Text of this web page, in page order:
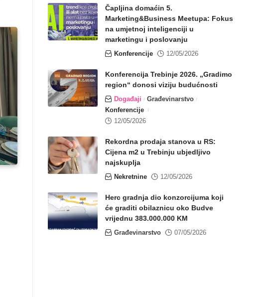
Čapljina domaćin 5.
Marketing&Business Meetupa: Fokus
na umjetnoj inteligenciji u
marketingu i poslovanju
Konferencije 12/05/2026
Konferencija Trebinje 2026. „Gradimo
region“ donosi viziju budućnosti
Događaji
Građevinarstvo
Konferencije
12/05/2026
Rekordna prodaja stanova u RS:
Cijena m2 u Trebinju ubjedljivo
najskuplja
Nekretnine 12/05/2026
Herc gradnja dio konzorcijuma koji
će graditi obilaznicu oko Budve
vrijednu 383.000.000 KM
Građevinarstvo 07/05/2026